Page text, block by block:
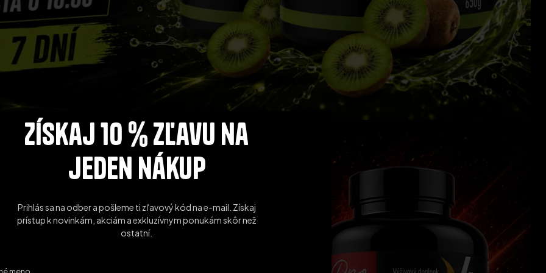
Získaj 10 % zľavu na
jeden nákup
Prihlás sa na odber a pošleme ti zľavový kód na e-mail. Získaj
prístup k novinkám, akciám a exkluzívnym ponukám skôr než
ostatní.